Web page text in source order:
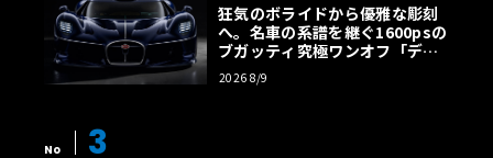
狂気のボライドから優雅な彫刻
へ。名車の系譜を継ぐ1600psの
ブガッティ究極ワンオフ「デス
トリエ」
2026 8/9
No 3